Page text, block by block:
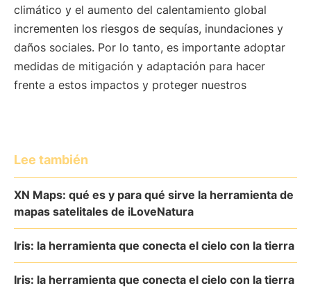
climático y el aumento del calentamiento global
incrementen los riesgos de sequías, inundaciones y
daños sociales. Por lo tanto, es importante adoptar
medidas de mitigación y adaptación para hacer
frente a estos impactos y proteger nuestros
Lee también
XN Maps: qué es y para qué sirve la herramienta de
mapas satelitales de iLoveNatura
Iris: la herramienta que conecta el cielo con la tierra
Iris: la herramienta que conecta el cielo con la tierra